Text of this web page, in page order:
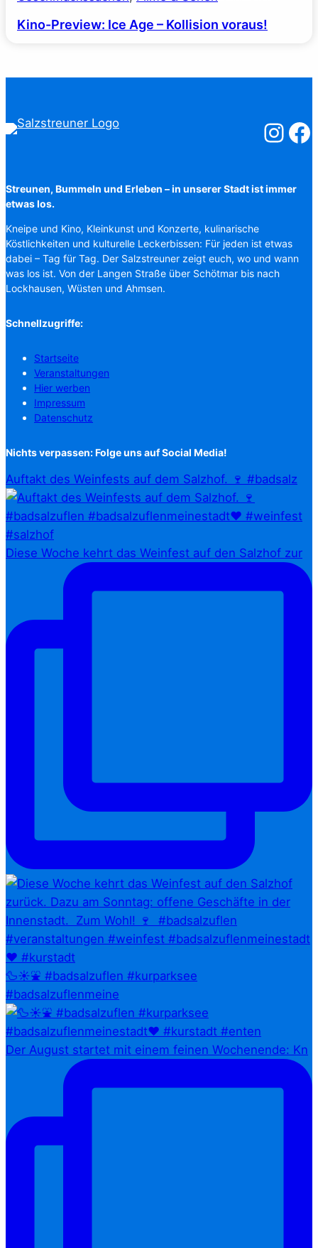
Kino-Preview: Ice Age – Kollision voraus!
Streunen, Bummeln und Erleben – in unserer Stadt ist immer
etwas los.
Kneipe und Kino, Kleinkunst und Konzerte, kulinarische
Köstlichkeiten und kulturelle Leckerbissen: Für jeden ist etwas
dabei – Tag für Tag. Der Salzstreuner zeigt euch, wo und wann
was los ist. Von der Langen Straße über Schötmar bis nach
Lockhausen, Wüsten und Ahmsen.
Schnellzugriffe:
Startseite
Veranstaltungen
Hier werben
Impressum
Datenschutz
Nichts verpassen: Folge uns auf Social Media!
Auftakt des Weinfests auf dem Salzhof. 🍷 #badsalz
Diese Woche kehrt das Weinfest auf den Salzhof zur
🦆☀️⛲ #badsalzuflen #kurparksee
#badsalzuflenmeine
Der August startet mit einem feinen Wochenende: Kn